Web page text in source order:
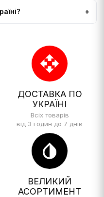
open_with
ДОСТАВКА ПО
УКРАЇНІ
Всіх товарів
від 3 годин до 7 днів
invert_colors
ВЕЛИКИЙ
АСОРТИМЕНТ